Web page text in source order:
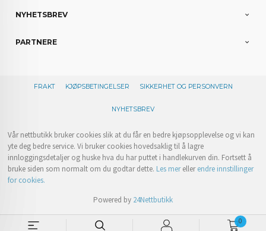
0
NYHETSBREV
PARTNERE
FRAKT KJØPSBETINGELSER SIKKERHET OG PERSONVERN
NYHETSBREV
Vår nettbutikk bruker cookies slik at du får en bedre kjøpsopplevelse og vi kan
yte deg bedre service. Vi bruker cookies hovedsaklig til å lagre
innloggingsdetaljer og huske hva du har puttet i handlekurven din. Fortsett å
bruke siden som normalt om du godtar dette. Les merellerendre innstillinger
for cookies.
Powered by 24Nettbutikk